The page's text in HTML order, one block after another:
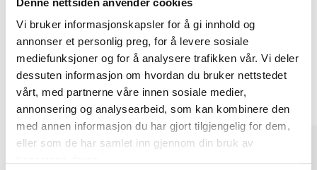
Vi bruker informasjonskapsler for å gi innhold og
annonser et personlig preg, for å levere sosiale
mediefunksjoner og for å analysere trafikken vår. Vi deler
dessuten informasjon om hvordan du bruker nettstedet
vårt, med partnerne våre innen sosiale medier,
annonsering og analysearbeid, som kan kombinere den
med annen informasjon du har gjort tilgjengelig for dem,
eller som de har samlet inn gjennom din bruk av
LES MER
Andre kunder har også kjøpt